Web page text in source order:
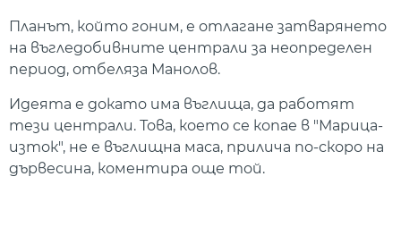
Планът, който гоним, е отлагане затварянето
на въгледобивните централи за неопределен
период, отбеляза Манолов.
Идеята е докато има въглища, да работят
тези централи. Това, което се копае в "Марица-
изток", не е въглищна маса, прилича по-скоро на
дървесина, коментира още той.